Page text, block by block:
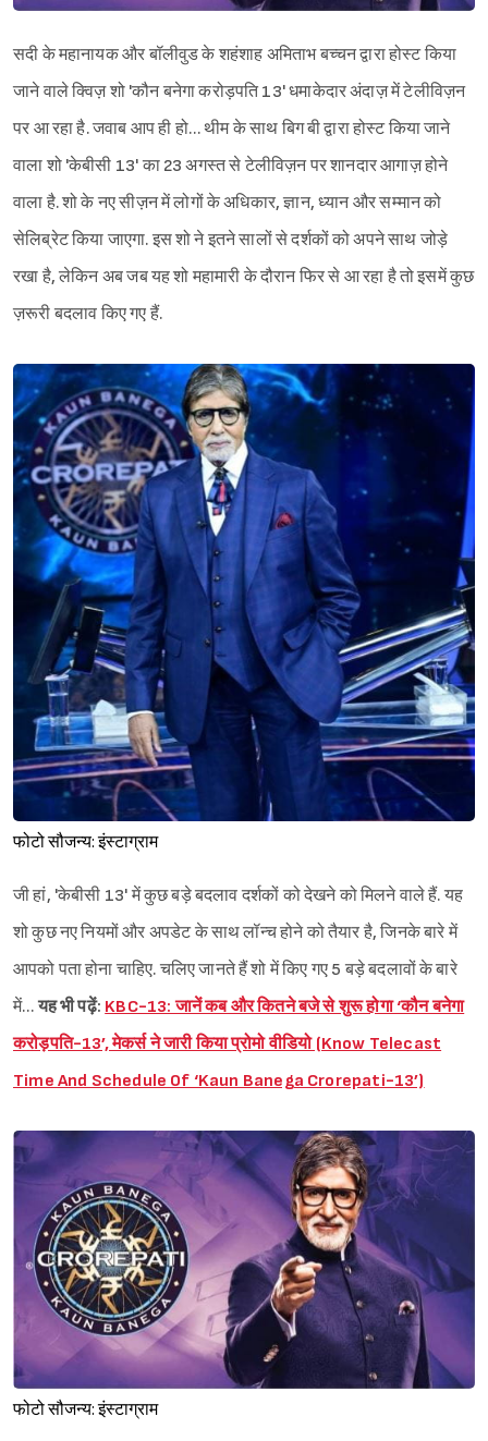
सदी के महानायक और बॉलीवुड के शहंशाह अमिताभ बच्चन द्वारा होस्ट किया
जाने वाले क्विज़ शो 'कौन बनेगा करोड़पति 13' धमाकेदार अंदाज़ में टेलीविज़न
पर आ रहा है. जवाब आप ही हो… थीम के साथ बिग बी द्वारा होस्ट किया जाने
वाला शो 'केबीसी 13' का 23 अगस्त से टेलीविज़न पर शानदार आगाज़ होने
वाला है. शो के नए सीज़न में लोगों के अधिकार, ज्ञान, ध्यान और सम्मान को
सेलिब्रेट किया जाएगा. इस शो ने इतने सालों से दर्शकों को अपने साथ जोड़े
रखा है, लेकिन अब जब यह शो महामारी के दौरान फिर से आ रहा है तो इसमें कुछ
ज़रूरी बदलाव किए गए हैं.
फोटो सौजन्य: इंस्टाग्राम
जी हां, 'केबीसी 13' में कुछ बड़े बदलाव दर्शकों को देखने को मिलने वाले हैं. यह
शो कुछ नए नियमों और अपडेट के साथ लॉन्च होने को तैयार है, जिनके बारे में
आपको पता होना चाहिए. चलिए जानते हैं शो में किए गए 5 बड़े बदलावों के बारे
में…यह भी पढ़ें: KBC-13: जानें कब और कितने बजे से शुरू होगा ‘कौन बनेगा
करोड़पति-13’, मेकर्स ने जारी किया प्रोमो वीडियो (Know Telecast
Time And Schedule Of ‘Kaun Banega Crorepati-13’)
फोटो सौजन्य: इंस्टाग्राम